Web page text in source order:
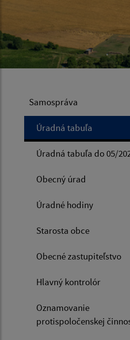
Samospráva
Úradná tabuľa
Úradná tabuľa do 05/
Obecný úrad
Úradné hodiny
Starosta obce
Obecné zastupiteľstvo
Hlavný kontrolór
Oznamovanie
protispoločenskej